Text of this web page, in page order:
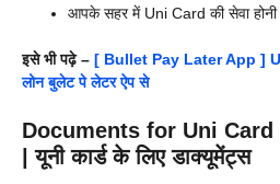
आपके सहर में Uni Card की सेवा होनी
इसे भी पढ़े – [ Bullet Pay Later App ]
लोन बुलेट पे लेटर ऐप से
Documents for Uni Card
| यूनी कार्ड के लिए डाक्यूमेंट्स